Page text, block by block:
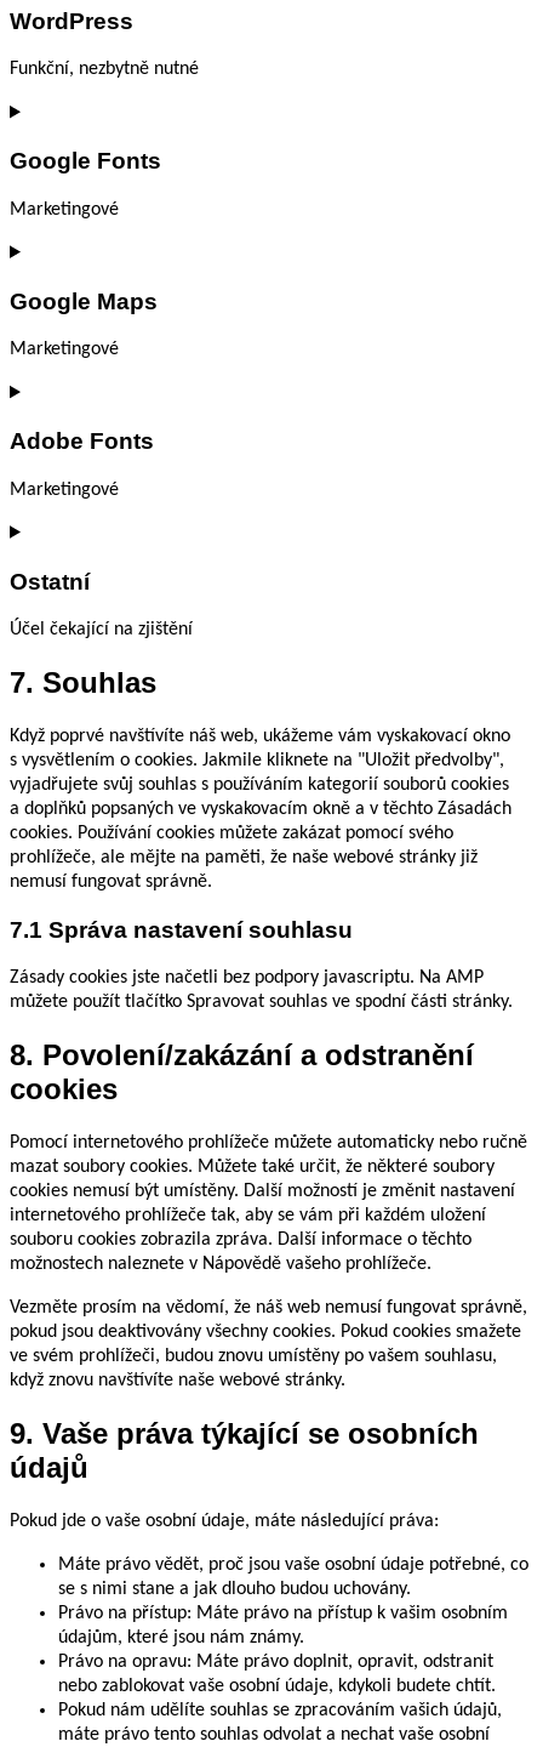
service
WordPress
Funkční, nezbytně nutné
Consent
service
Google Fonts
Marketingové
Consent
service
fonts
Google Maps
Marketingové
Consent
service
maps
Adobe Fonts
Marketingové
Consent
service
fonts
Ostatní
Účel čekající na zjištění
Consent
to
ostatní
7. Souhlas
Když poprvé navštívíte náš web, ukážeme vám vyskakovací okno
s vysvětlením o cookies. Jakmile kliknete na "Uložit předvolby",
vyjadřujete svůj souhlas s používáním kategorií souborů cookies
a doplňků popsaných ve vyskakovacím okně a v těchto Zásadách
cookies. Používání cookies můžete zakázat pomocí svého
prohlížeče, ale mějte na paměti, že naše webové stránky již
nemusí fungovat správně.
7.1 Správa nastavení souhlasu
Zásady cookies jste načetli bez podpory javascriptu. Na AMP
můžete použít tlačítko Spravovat souhlas ve spodní části stránky.
8. Povolení/zakázání a odstranění
cookies
Pomocí internetového prohlížeče můžete automaticky nebo ručně
mazat soubory cookies. Můžete také určit, že některé soubory
cookies nemusí být umístěny. Další možností je změnit nastavení
internetového prohlížeče tak, aby se vám při každém uložení
souboru cookies zobrazila zpráva. Další informace o těchto
možnostech naleznete v Nápovědě vašeho prohlížeče.
Vezměte prosím na vědomí, že náš web nemusí fungovat správně,
pokud jsou deaktivovány všechny cookies. Pokud cookies smažete
ve svém prohlížeči, budou znovu umístěny po vašem souhlasu,
když znovu navštívíte naše webové stránky.
9. Vaše práva týkající se osobních
údajů
Pokud jde o vaše osobní údaje, máte následující práva:
Máte právo vědět, proč jsou vaše osobní údaje potřebné, co
se s nimi stane a jak dlouho budou uchovány.
Právo na přístup: Máte právo na přístup k vašim osobním
údajům, které jsou nám známy.
Právo na opravu: Máte právo doplnit, opravit, odstranit
nebo zablokovat vaše osobní údaje, kdykoli budete chtít.
Pokud nám udělíte souhlas se zpracováním vašich údajů,
máte právo tento souhlas odvolat a nechat vaše osobní